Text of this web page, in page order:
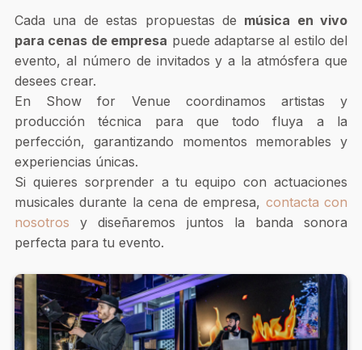
Cada una de estas propuestas de música en vivo
para cenas de empresa puede adaptarse al estilo del
evento, al número de invitados y a la atmósfera que
desees crear.
En Show for Venue coordinamos artistas y
producción técnica para que todo fluya a la
perfección, garantizando momentos memorables y
experiencias únicas.
Si quieres sorprender a tu equipo con actuaciones
musicales durante la cena de empresa, contacta con
nosotros y diseñaremos juntos la banda sonora
perfecta para tu evento.